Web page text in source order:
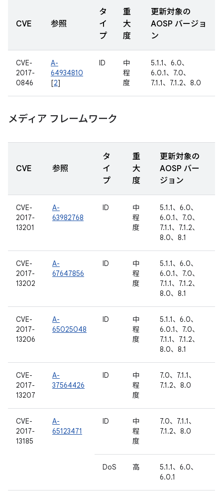
CVE 参照
タ
イ
プ
重
大
度
更新対象の
AOSP バージョ
ン
CVE-
2017-
0846
A-
64934810
[2]
ID
中
程
度
5.1.1、6.0、
6.0.1、7.0、
7.1.1、7.1.2、8.0
メディア フレームワーク
CVE 参照
タ
イ
プ
重
大
度
更新対象の
AOSP バー
ジョン
CVE-
2017-
13201
A-
63982768
ID
中
程
度
5.1.1、6.0、
6.0.1、7.0、
7.1.1、7.1.2、
8.0、8.1
CVE-
2017-
13202
A-
67647856
ID
中
程
度
5.1.1、6.0、
6.0.1、7.0、
7.1.1、7.1.2、
8.0、8.1
CVE-
2017-
13206
A-
65025048
ID
中
程
度
5.1.1、6.0、
6.0.1、7.0、
7.1.1、7.1.2、
8.0、8.1
CVE-
2017-
13207
A-
37564426
ID
中
程
度
7.0、7.1.1、
7.1.2、8.0
CVE-
2017-
13185
A-
65123471
ID
中
程
度
7.0、7.1.1、
7.1.2、8.0
DoS 高
5.1.1、6.0、
6.0.1